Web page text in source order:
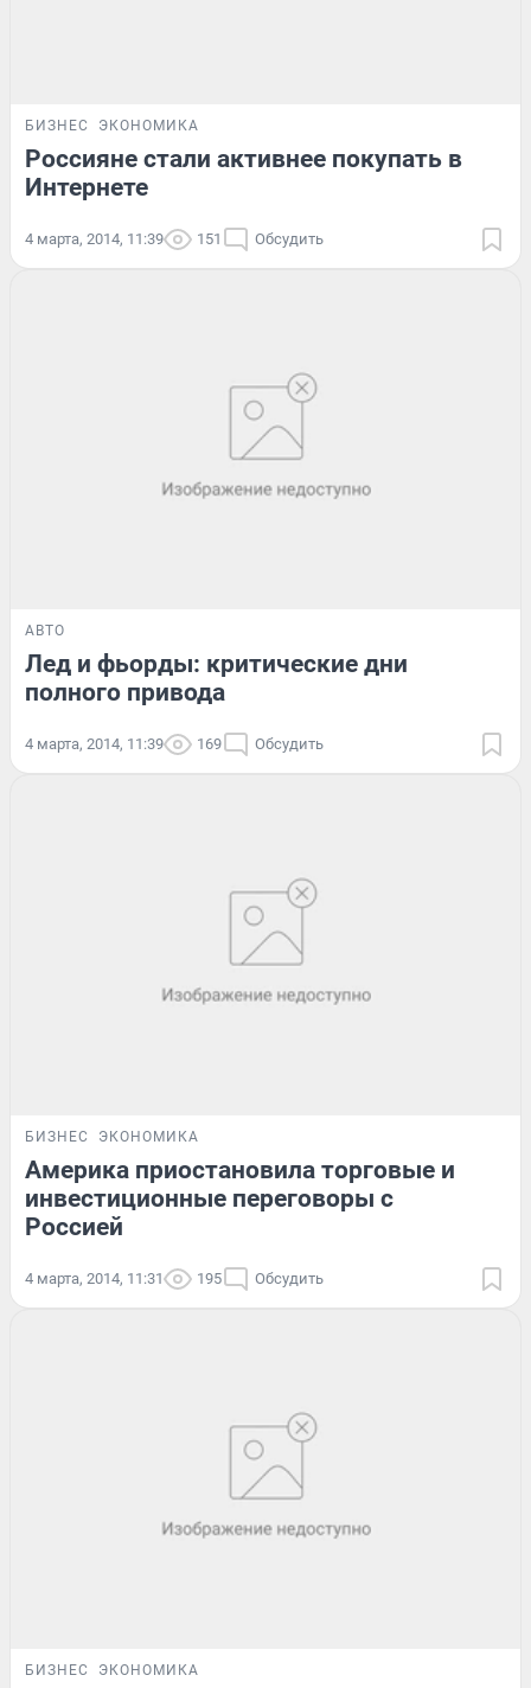
БИЗНЕС ЭКОНОМИКА
Россияне стали активнее покупать в
Интернете
4 марта, 2014, 11:39 151 Обсудить
АВТО
Лед и фьорды: критические дни
полного привода
4 марта, 2014, 11:39 169 Обсудить
БИЗНЕС ЭКОНОМИКА
Америка приостановила торговые и
инвестиционные переговоры с
Россией
4 марта, 2014, 11:31 195 Обсудить
БИЗНЕС ЭКОНОМИКА